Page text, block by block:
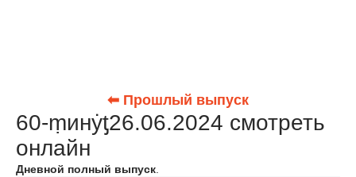
⬅ Прошлый выпуск
60-ṃинẏƫ26.06.2024 смотреть
онлайн
Дневной полный выпуск.